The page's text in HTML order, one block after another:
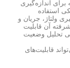
اندازه‌گیری
استفاده
ولتاژ، جریان و
آن قابلیت
تحلیل وضعیت
قابلیت‌های